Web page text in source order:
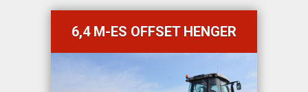
6,4 M-ES OFFSET HENGER